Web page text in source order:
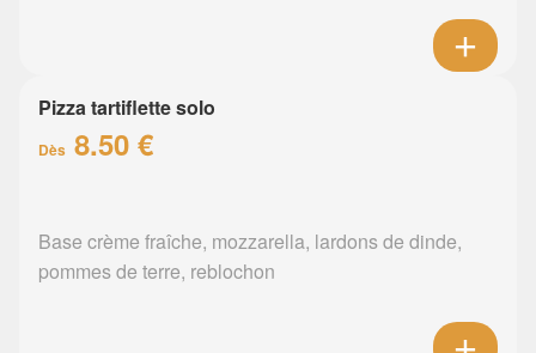
Pizza tartiflette solo
Dès 8.50 €
Base crème fraîche, mozzarella, lardons de dinde,
pommes de terre, reblochon